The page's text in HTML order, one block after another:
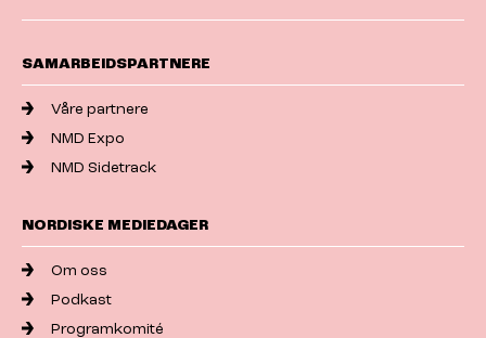
SAMARBEIDSPARTNERE
Våre partnere
NMD Expo
NMD Sidetrack
NORDISKE MEDIEDAGER
Om oss
Podkast
Programkomité